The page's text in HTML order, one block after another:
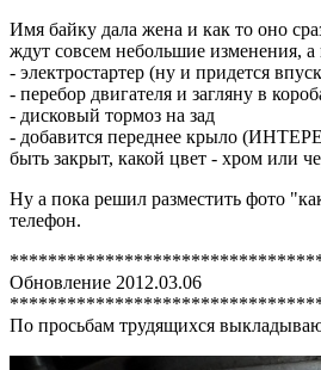
Имя байку дала жена и как то оно
ждут совсем небольшие изменения,
- электростартер (ну и придется
- перебор двигателя и загляну в
- дисковый тормоз на зад
- добавится переднее крыло
быть закрыт, какой цвет - хром
Ну а пока решил разместить фото
телефон.
Обновление 2012.03.06
По просьбам трудящихся